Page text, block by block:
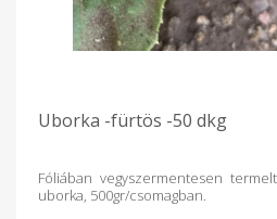
Uborka -fürtös -50 dkg
Fóliában vegyszermentesen
uborka, 500gr/csomagban.